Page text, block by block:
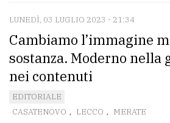
PRIVACY
LUNEDÌ, 03 LUGLIO 2023 - 21:34
Cambiamo l’immagine
sostanza. Moderno nella
nei contenuti
EDITORIALE
CASATENOVO , LECCO , MERATE